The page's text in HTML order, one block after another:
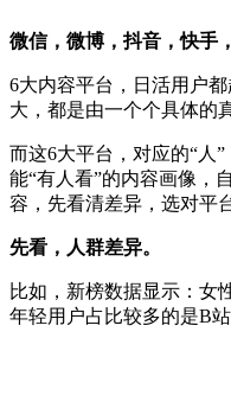
微信，微博，抖音，快手
6大内容平台，日活用户
大，都是由一个个具体的
而这6大平台，对应的“人
能“有人看”的内容画像，
容，先看清差异，选对平台
先看，人群差异。
比如，新榜数据显示：女
年轻用户占比较多的是B